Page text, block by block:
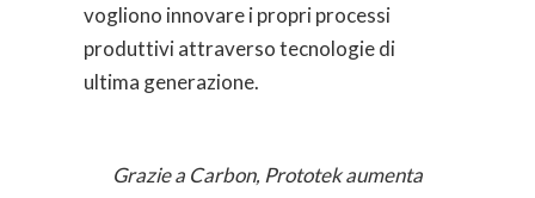
vogliono innovare i propri processi
produttivi attraverso tecnologie di
ultima generazione.
Grazie a Carbon, Prototek aumenta